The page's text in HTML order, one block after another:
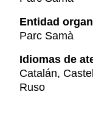
Entidad
Parc Samà
Idiomas de
Catalán,
Ruso